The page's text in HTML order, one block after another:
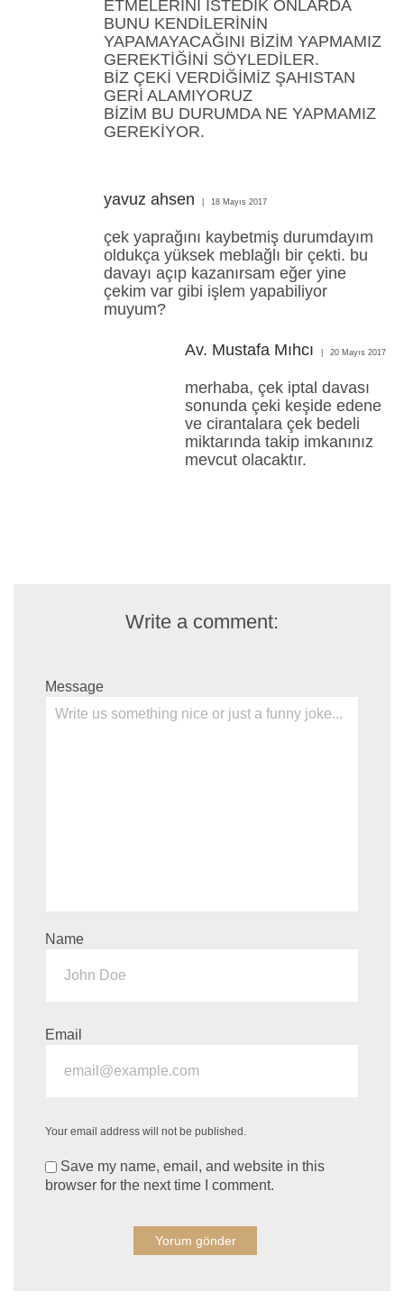
ETMELERİNİ İSTEDİK ONLARDA
BUNU KENDİLERİNİN
YAPAMAYACAĞINI BİZİM YAPMAMIZ
GEREKTİĞİNİ SÖYLEDİLER.
BİZ ÇEKİ VERDİĞİMİZ ŞAHISTAN
GERİ ALAMIYORUZ
BİZİM BU DURUMDA NE YAPMAMIZ
GEREKİYOR.
yavuz ahsen 18 Mayıs 2017
çek yaprağını kaybetmiş durumdayım
oldukça yüksek meblağlı bir çekti. bu
davayı açıp kazanırsam eğer yine
çekim var gibi işlem yapabiliyor
muyum?
Av. Mustafa Mıhcı 20 Mayıs 2017
merhaba, çek iptal davası
sonunda çeki keşide edene
ve cirantalara çek bedeli
miktarında takip imkanınız
mevcut olacaktır.
Write a comment:
Message
Name
Email
Your email address will not be published.
Save my name, email, and website in this
browser for the next time I comment.